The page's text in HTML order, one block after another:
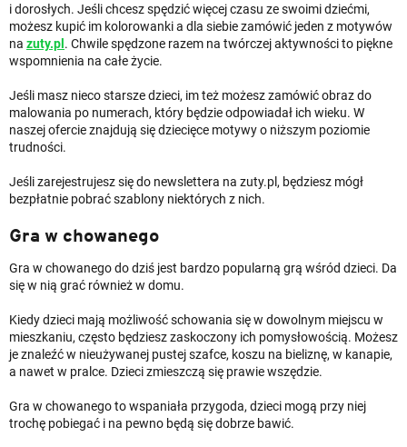
i dorosłych. Jeśli chcesz spędzić więcej czasu ze swoimi dziećmi,
możesz kupić im kolorowanki a dla siebie zamówić jeden z motywów
na zuty.pl . Chwile spędzone razem na twórczej aktywności to piękne
wspomnienia na całe życie.
Jeśli masz nieco starsze dzieci, im też możesz zamówić obraz do
malowania po numerach, który będzie odpowiadał ich wieku. W
naszej ofercie znajdują się dziecięce motywy o niższym poziomie
trudności.
Jeśli zarejestrujesz się do newslettera na zuty.pl, będziesz mógł
bezpłatnie pobrać szablony niektórych z nich.
Gra w chowanego
Gra w chowanego do dziś jest bardzo popularną grą wśród dzieci. Da
się w nią grać również w domu.
Kiedy dzieci mają możliwość schowania się w dowolnym miejscu w
mieszkaniu, często będziesz zaskoczony ich pomysłowością. Możesz
je znaleźć w nieużywanej pustej szafce, koszu na bieliznę, w kanapie,
a nawet w pralce. Dzieci zmieszczą się prawie wszędzie.
Gra w chowanego to wspaniała przygoda, dzieci mogą przy niej
trochę pobiegać i na pewno będą się dobrze bawić.